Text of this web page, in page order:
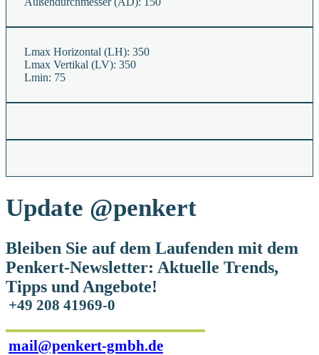
Lmax Horizontal (LH): 350
Lmax Vertikal (LV): 350
Lmin: 75
Update @penkert
Bleiben Sie auf dem Laufenden mit dem
Penkert-Newsletter: Aktuelle Trends,
Tipps und Angebote!
+49 208 41969-0
mail@penkert-gmbh.de